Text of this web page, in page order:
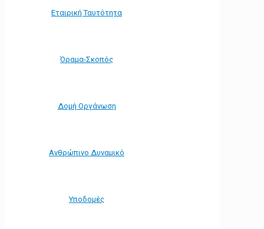
Εταιρική Ταυτότητα
Όραμα-Σκοπός
Δομή Οργάνωση
Ανθρώπινο Δυναμικό
Υποδομές